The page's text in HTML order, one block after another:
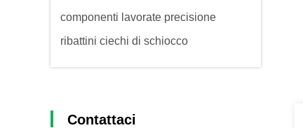
componenti lavorate precisione
ribattini ciechi di schiocco
Contattaci